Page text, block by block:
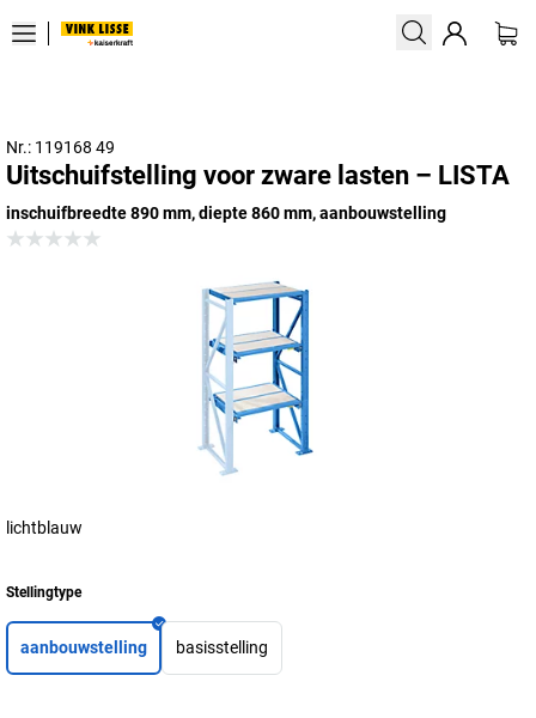
Nr.: 119168 49
Uitschuifstelling voor zware lasten – LISTA
inschuifbreedte 890 mm, diepte 860 mm, aanbouwstelling
lichtblauw
Stellingtype
aanbouwstelling basisstelling